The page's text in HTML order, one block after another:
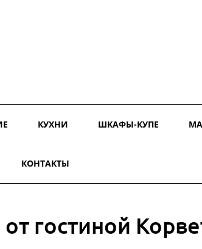
КУХНИ ШКАФЫ-КУПЕ
КОНТАКТЫ
гостиной